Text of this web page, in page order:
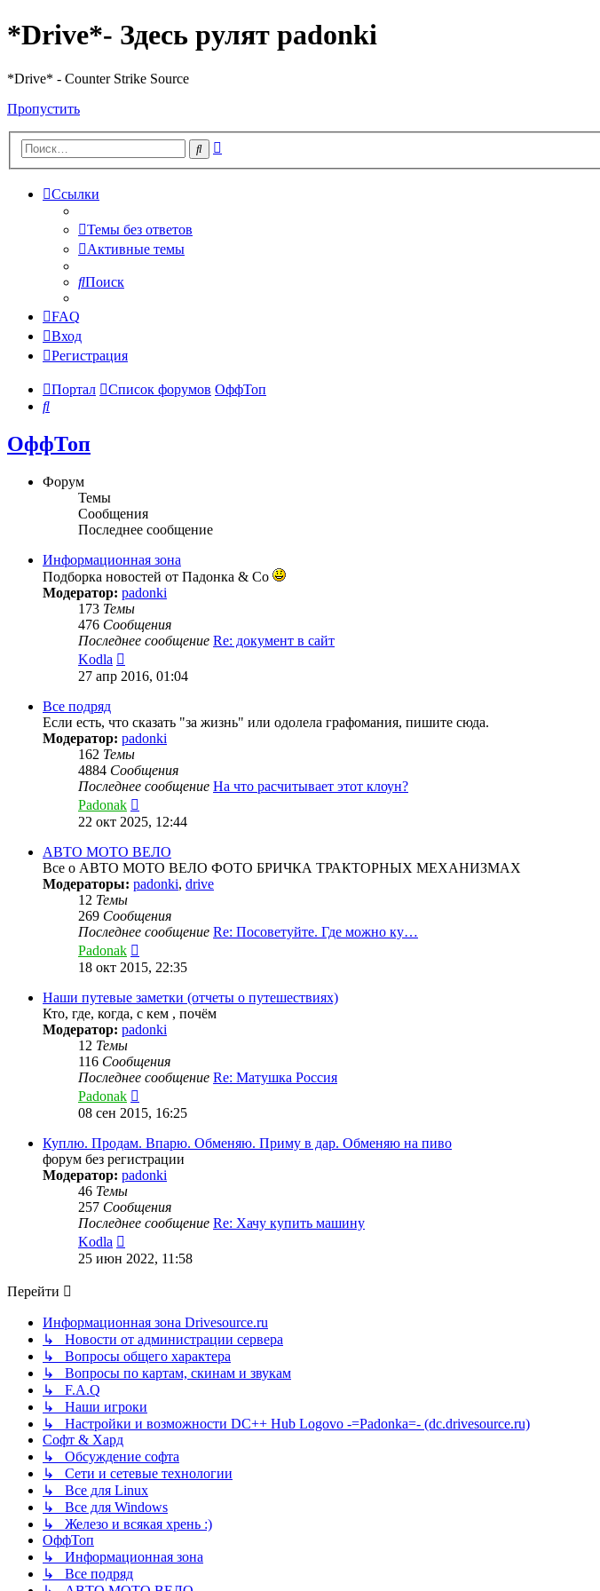
*Drive*- Здесь рулят padonki
*Drive* - Counter Strike Source
Пропустить
Поиск
Ссылки
Темы без ответов
Активные темы
Поиск
FAQ
Вход
Регистрация
Портал Список форумов ОффТоп
Поиск
ОффТоп
Форум
Темы
Сообщения
Последнее сообщение
Информационная зона
Подборка новостей от Падонка & Co
Модератор: padonki
173 Темы
476 Сообщения
Последнее сообщение Re: документ в сайт
Kodla
к
последнему
27 апр 2016, 01:04
Все подряд
Если есть, что сказать "за жизнь" или одолела графомания, пишите сюда.
Модератор: padonki
162 Темы
4884 Сообщения
Последнее сообщение На что расчитывает этот клоун?
Padonak
к
последнему
сообщению
22 окт 2025, 12:44
АВТО МОТО ВЕЛО
Все о АВТО МОТО ВЕЛО ФОТО БРИЧКА ТРАКТОРНЫХ МЕХАНИЗМАХ
Модераторы: padonki, drive
12 Темы
269 Сообщения
Последнее сообщение Re: Посоветуйте. Где можно ку…
Padonak
к
последнему
сообщению
18 окт 2015, 22:35
Наши путевые заметки (отчеты о путешествиях)
Кто, где, когда, с кем , почём
Модератор: padonki
12 Темы
116 Сообщения
Последнее сообщение Re: Матушка Россия
Padonak
к
последнему
сообщению
08 сен 2015, 16:25
Куплю. Продам. Впарю. Обменяю. Приму в дар. Обменяю на пиво
форум без регистрации
Модератор: padonki
46 Темы
257 Сообщения
Последнее сообщение Re: Хачу купить машину
Kodla
к
последнему
25 июн 2022, 11:58
Перейти
Информационная зона Drivesource.ru
↳ Новости от администрации сервера
↳ Вопросы общего характера
↳ Вопросы по картам, скинам и звукам
↳ F.A.Q
↳ Наши игроки
↳ Настройки и возможности DC++ Hub Logovo -=Padonka=- (dc.drivesource.ru)
Софт & Хард
↳ Обсуждение софта
↳ Сети и сетевые технологии
↳ Все для Linux
↳ Все для Windows
↳ Железо и всякая хрень :)
ОффТоп
↳ Информационная зона
↳ Все подряд